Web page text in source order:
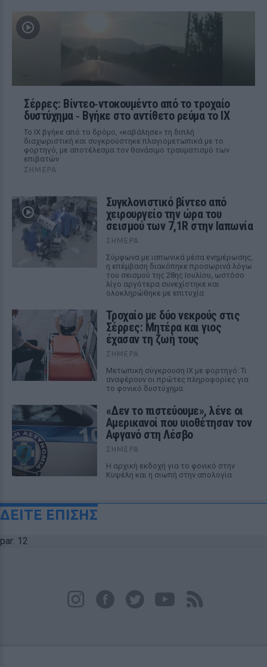
Σέρρες: Βίντεο‑ντοκουμέντο από το τροχαίο
δυστύχημα ‑ Βγήκε στο αντίθετο ρεύμα το ΙΧ
Το ΙΧ βγήκε από το δρόμο, «καβάλησε» τη διπλή
διαχωριστική και συγκρούστηκε πλαγιομετωπικά με το
φορτηγό, με αποτέλεσμα τον θανάσιμο τραυματισμό των
επιβατών
ΣΉΜΕΡΑ
Συγκλονιστικό βίντεο από
χειρουργείο την ώρα του
σεισμού των 7,1R στην Ιαπωνία
ΣΉΜΕΡΑ
Σύμφωνα με ιαπωνικά μέσα ενημέρωσης,
η επέμβαση διακόπηκε προσωρινά λόγω
του σεισμού της 28ης Ιουλίου, ωστόσο
λίγο αργότερα συνεχίστηκε και
ολοκληρώθηκε με επιτυχία
Τροχαίο με δύο νεκρούς στις
Σέρρες: Μητέρα και γιος
έχασαν τη ζωή τους
ΣΉΜΕΡΑ
Μετωπική σύγκρουση ΙΧ με φορτηγό: Τι
αναφέρουν οι πρώτες πληροφορίες για
το φονικό δυστύχημα
«Δεν το πιστεύουμε», λένε οι
Αμερικανοί που υιοθέτησαν τον
Αφγανό στη Λέσβο
ΣΉΜΕΡΑ
Η αρχική εκδοχή για το φονικό στην
Κυψέλη και η σιωπή στην απολογία
ΔΕΙΤΕ ΕΠΙΣΗΣ
par: 12